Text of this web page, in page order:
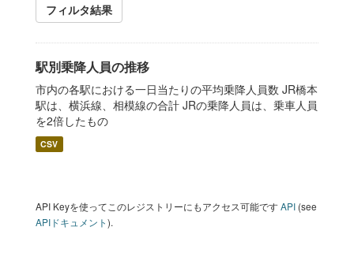
フィルタ結果
駅別乗降人員の推移
市内の各駅における一日当たりの平均乗降人員数 JR橋本
駅は、横浜線、相模線の合計 JRの乗降人員は、乗車人員
を2倍したもの
CSV
API Keyを使ってこのレジストリーにもアクセス可能ですAPI (see
APIドキュメント).